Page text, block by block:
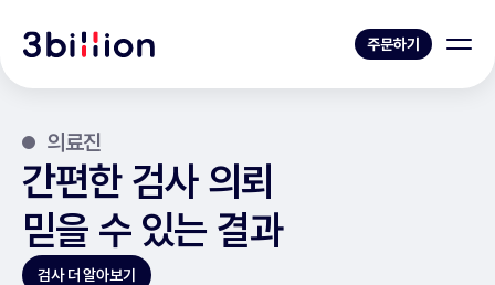
주문하기
의료진
간편한 검사 의뢰
믿을 수 있는 결과
검사 더 알아보기